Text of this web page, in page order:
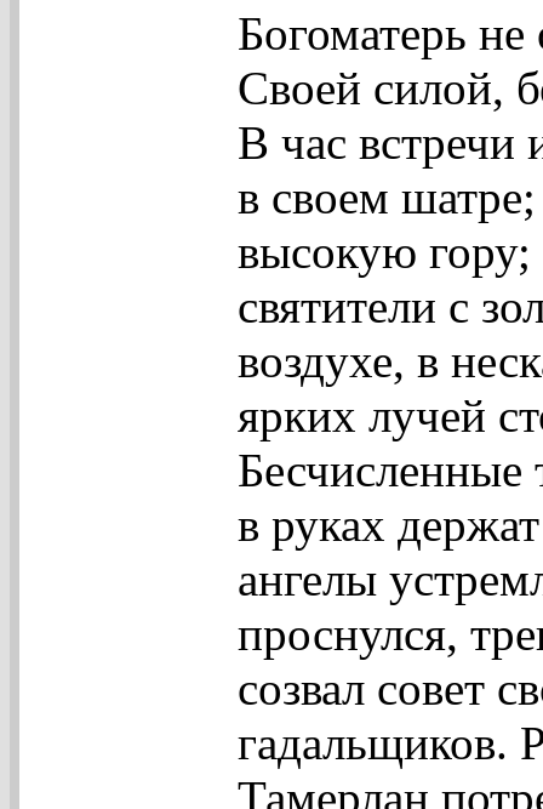
Богоматерь
Своей силой,
В час встречи
в своем
высокую гору;
святители с
воздухе, в
ярких лучей
в руках
ангелы
проснулся,
созвал совет
гадальщиков.
Тамерлан